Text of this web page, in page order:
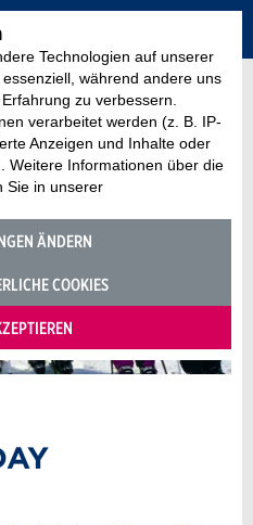
Technologien auf unserer
während andere uns
zu verbessern.
verarbeitet werden (z. B. IP-
Anzeigen und Inhalte oder
Weitere Informationen über die
Sie in unserer
ÄNDERN
COOKIES